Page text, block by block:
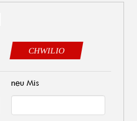
CHWILIO
neu Mis